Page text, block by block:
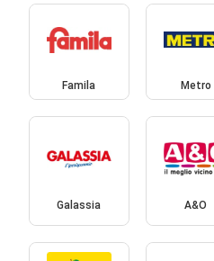
Famila Metro
Galassia A&O